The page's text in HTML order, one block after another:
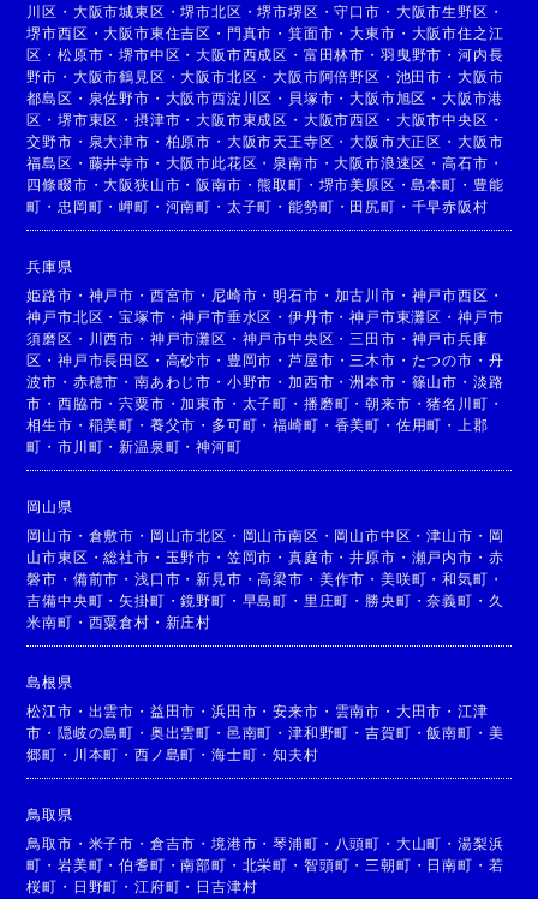
川区 ・ 大阪市城東区 ・堺市北区 ・堺市堺区 ・守口市 ・ 大阪市生野区 ・
堺市西区 ・大阪市東住吉区 ・ 門真市 ・箕面市 ・大東市 ・ 大阪市住之江
区 ・松原市 ・堺市中区 ・大阪市西成区 ・ 富田林市 ・ 羽曳野市 ・ 河内長
野市 ・ 大阪市鶴見区 ・大阪市北区 ・大阪市阿倍野区 ・ 池田市 ・ 大阪市
都島区 ・ 泉佐野市 ・ 大阪市西淀川区 ・ 貝塚市 ・大阪市旭区 ・大阪市港
区 ・堺市東区 ・摂津市 ・大阪市東成区 ・ 大阪市西区 ・ 大阪市中央区 ・
交野市 ・ 泉大津市 ・ 柏原市 ・ 大阪市天王寺区 ・大阪市大正区 ・ 大阪市
福島区 ・ 藤井寺市 ・ 大阪市此花区 ・ 泉南市 ・大阪市浪速区 ・高石市 ・
四條畷市 ・大阪狭山市 ・阪南市 ・熊取町 ・ 堺市美原区 ・島本町 ・ 豊能
町 ・ 忠岡町 ・岬町 ・ 河南町 ・ 太子町 ・能勢町 ・ 田尻町 ・ 千早赤阪村
兵庫県
姫路市 ・ 神戸市 ・ 西宮市 ・ 尼崎市 ・明石市 ・ 加古川市 ・ 神戸市西区 ・
神戸市北区 ・宝塚市 ・神戸市垂水区 ・伊丹市 ・神戸市東灘区 ・ 神戸市
須磨区 ・ 川西市 ・ 神戸市灘区 ・ 神戸市中央区 ・ 三田市 ・ 神戸市兵庫
区 ・神戸市長田区 ・ 高砂市 ・ 豊岡市 ・芦屋市 ・ 三木市 ・ たつの市 ・ 丹
波市 ・ 赤穂市 ・南あわじ市 ・ 小野市 ・加西市 ・洲本市 ・ 篠山市 ・ 淡路
市 ・西脇市 ・宍粟市 ・加東市 ・ 太子町 ・ 播磨町 ・朝来市 ・猪名川町 ・
相生市 ・ 稲美町 ・ 養父市 ・ 多可町 ・福崎町 ・ 香美町 ・ 佐用町 ・
上郡
町 ・市川町 ・新温泉町 ・神河町
岡山県
岡山市 ・ 倉敷市 ・ 岡山市北区 ・ 岡山市南区 ・ 岡山市中区 ・津山市 ・ 岡
山市東区 ・総社市 ・ 玉野市 ・ 笠岡市 ・真庭市 ・井原市 ・ 瀬戸内市 ・ 赤
磐市 ・ 備前市 ・浅口市 ・新見市 ・高梁市 ・ 美作市 ・ 美咲町 ・和気町 ・
吉備中央町 ・矢掛町 ・鏡野町 ・ 早島町 ・ 里庄町 ・ 勝央町 ・奈義町 ・ 久
米南町 ・ 西粟倉村 ・ 新庄村
島根県
松江市 ・ 出雲市 ・ 益田市 ・浜田市 ・安来市 ・ 雲南市 ・ 大田市 ・ 江津
市 ・隠岐の島町 ・ 奥出雲町 ・ 邑南町 ・津和野町 ・吉賀町 ・飯南町 ・ 美
郷町 ・ 川本町 ・西ノ島町 ・海士町 ・知夫村
鳥取県
鳥取市 ・ 米子市 ・ 倉吉市 ・境港市 ・琴浦町 ・ 八頭町 ・ 大山町 ・ 湯梨浜
町 ・岩美町 ・伯耆町 ・南部町 ・ 北栄町 ・ 智頭町 ・ 三朝町 ・ 日南町 ・ 若
桜町 ・ 日野町 ・江府町 ・ 日吉津村